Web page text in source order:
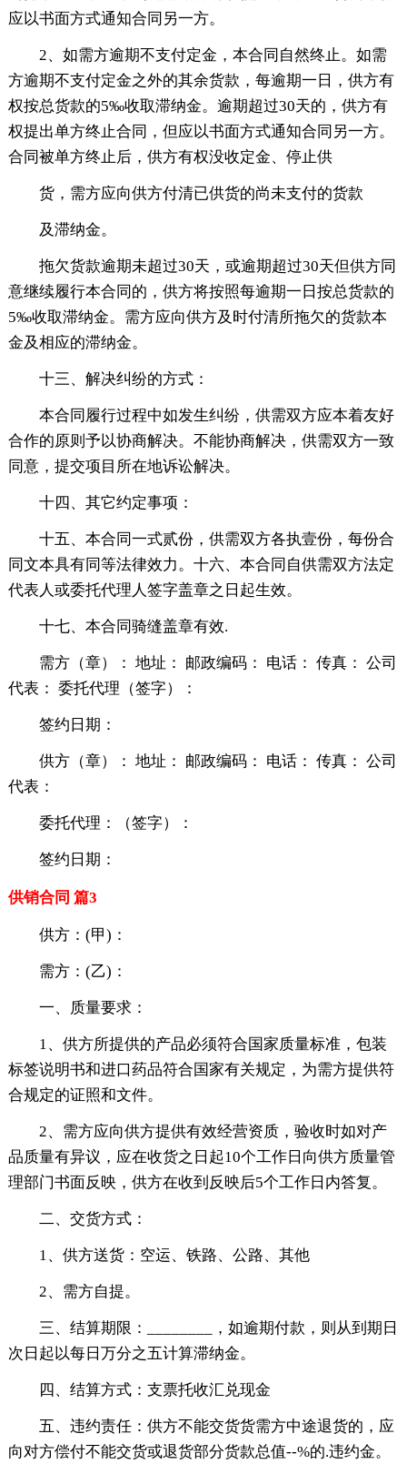
应以书面方式通知合同另一方。
2、如需方逾期不支付定金，本合同自然终止。如需
方逾期不支付定金之外的其余货款，每逾期一日，供方有
权按总货款的5‰收取滞纳金。逾期超过30天的，供方有
权提出单方终止合同，但应以书面方式通知合同另一方。
合同被单方终止后，供方有权没收定金、停止供
货，需方应向供方付清已供货的尚未支付的货款
及滞纳金。
拖欠货款逾期未超过30天，或逾期超过30天但供方同
意继续履行本合同的，供方将按照每逾期一日按总货款的
5‰收取滞纳金。需方应向供方及时付清所拖欠的货款本
金及相应的滞纳金。
十三、解决纠纷的方式：
本合同履行过程中如发生纠纷，供需双方应本着友好
合作的原则予以协商解决。不能协商解决，供需双方一致
同意，提交项目所在地诉讼解决。
十四、其它约定事项：
十五、本合同一式贰份，供需双方各执壹份，每份合
同文本具有同等法律效力。十六、本合同自供需双方法定
代表人或委托代理人签字盖章之日起生效。
十七、本合同骑缝盖章有效.
需方（章）： 地址： 邮政编码： 电话： 传真： 公司
代表： 委托代理（签字）：
签约日期：
供方（章）： 地址： 邮政编码： 电话： 传真： 公司
代表：
委托代理：（签字）：
签约日期：
供销合同 篇3
供方：(甲)：
需方：(乙)：
一、质量要求：
1、供方所提供的产品必须符合国家质量标准，包装
标签说明书和进口药品符合国家有关规定，为需方提供符
合规定的证照和文件。
2、需方应向供方提供有效经营资质，验收时如对产
品质量有异议，应在收货之日起10个工作日向供方质量管
理部门书面反映，供方在收到反映后5个工作日内答复。
二、交货方式：
1、供方送货：空运、铁路、公路、其他
2、需方自提。
三、结算期限：________，如逾期付款，则从到期日
次日起以每日万分之五计算滞纳金。
四、结算方式：支票托收汇兑现金
五、违约责任：供方不能交货货需方中途退货的，应
向对方偿付不能交货或退货部分货款总值--%的.违约金。